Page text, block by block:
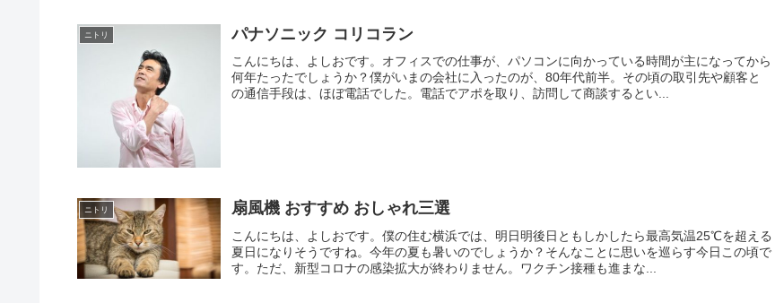
ニトリ パナソニック コリコラン
こんにちは、よしおです。オフィスでの仕事が、パソコンに向かっている時間が主になってから
何年たったでしょうか？僕がいまの会社に入ったのが、80年代前半。その頃の取引先や顧客と
の通信手段は、ほぼ電話でした。電話でアポを取り、訪問して商談するとい...
ニトリ 扇風機 おすすめ おしゃれ三選
こんにちは、よしおです。僕の住む横浜では、明日明後日ともしかしたら最高気温25℃を超える
夏日になりそうですね。今年の夏も暑いのでしょうか？そんなことに思いを巡らす今日この頃で
す。ただ、新型コロナの感染拡大が終わりません。ワクチン接種も進まな...